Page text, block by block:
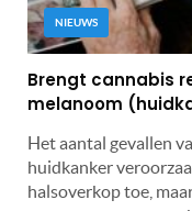
NIEUWS
Brengt cannabis
melanoom
Het aantal gevallen
huidkanker
halsoverkop toe,